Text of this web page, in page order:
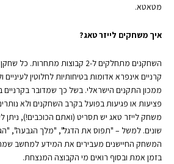
מטאטא.
איך משחקים לייזר טאג?
השחקנים מתחלקים ל-2 קבוצות
קרניים אינפרא אדומות בטיחותיות לחלוטין לעיניים
ממכון התקנים הישראלי. בשל כך שמדובר בקרניים
פציעות או פגיעות בפועל בקרב השחקנים ולא
משחק לייזר טאג יש תסריט (ואתם הכוכבים!),
שונים. למשל – "תפוס את הדגל", "מלך הגבעה",
המשחק החיישנים מעבירים את המידע למחשב
בזמן אמת ובסוף רואים מי הקבוצה המנצחת.